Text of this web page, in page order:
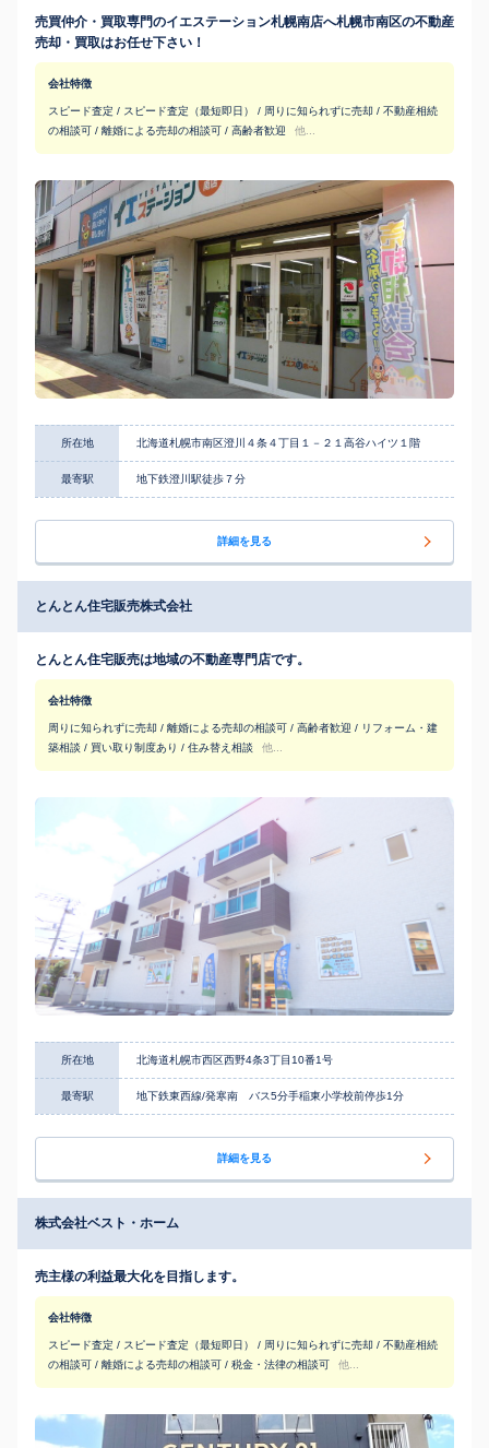
売買仲介・買取専門のイエステーション札幌南店へ札幌市南区の不動産
売却・買取はお任せ下さい！
会社特徴
スピード査定 / スピード査定（最短即日） / 周りに知られずに売却 / 不動産相続
の相談可 / 離婚による売却の相談可 / 高齢者歓迎
他...
所在地 北海道札幌市南区澄川４条４丁目１－２１高谷ハイツ１階
最寄駅 地下鉄澄川駅徒歩７分
詳細を見る
とんとん住宅販売株式会社
とんとん住宅販売は地域の不動産専門店です。
会社特徴
周りに知られずに売却 / 離婚による売却の相談可 / 高齢者歓迎 / リフォーム・建
築相談 / 買い取り制度あり / 住み替え相談
他...
所在地 北海道札幌市西区西野4条3丁目10番1号
最寄駅 地下鉄東西線/発寒南 バス5分手稲東小学校前停歩1分
詳細を見る
株式会社ベスト・ホーム
売主様の利益最大化を目指します。
会社特徴
スピード査定 / スピード査定（最短即日） / 周りに知られずに売却 / 不動産相続
の相談可 / 離婚による売却の相談可 / 税金・法律の相談可
他...